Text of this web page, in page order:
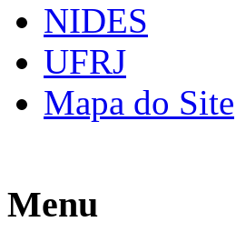
NIDES
UFRJ
Mapa do Site
Menu